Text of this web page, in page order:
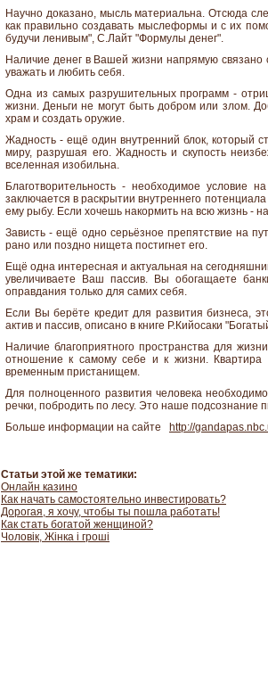
Научно доказано, мысль материальна. Отсюда
как правильно создавать мыслеформы и с их
будучи ленивым", С.Лайт "Формулы денег".
Наличие денег в Вашей жизни напрямую связано
уважать и любить себя.
Одна из самых разрушительных программ -
жизни. Деньги не могут быть добром или злом.
храм и создать оружие.
Жадность - ещё один внутренний блок, который
миру, разрушая его. Жадность и скупость
вселенная изобильна.
Благотворительность - необходимое
заключается в раскрытии внутреннего
ему рыбу. Если хочешь накормить на всю жизнь -
Зависть - ещё одно серьёзное препятствие на
рано или поздно нищета постигнет его.
Ещё одна интересная и актуальная на
увеличиваете Ваш пассив. Вы обогащаете
оправдания только для самих себя.
Если Вы берёте кредит для развития бизнеса,
актив и пассив, описано в книге Р.Кийосаки
Наличие благоприятного пространства для
отношение к самому себе и к жизни. Квартира
временным пристанищем.
Для полноценного развития человека
речки, побродить по лесу. Это наше подсознание
Больше информации на сайте
http://
Статьи этой же тематики:
Онлайн казино
Как начать самостоятельно инвестировать?
Дорогая, я хочу, чтобы ты пошла работать!
Как стать богатой женщиной?
Чоловік, Жінка і гроші